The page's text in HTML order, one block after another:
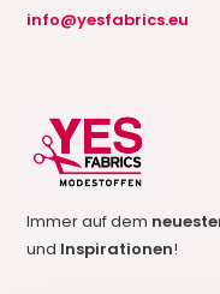
info@yesfabrics.eu
Immer auf dem
und Inspirationen!